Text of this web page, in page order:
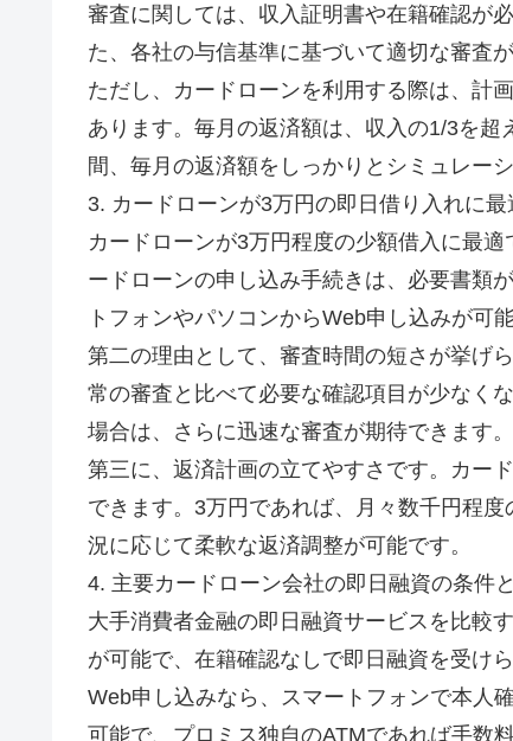
審査に関しては、収入証明書や在籍確認が
た、各社の与信基準に基づいて適切な審査
ただし、カードローンを利用する際は、計
あります。毎月の返済額は、収入の1/3を
間、毎月の返済額をしっかりとシミュレー
3. カードローンが3万円の即日借り入れに
カードローンが3万円程度の少額借入に最
ードローンの申し込み手続きは、必要書類
トフォンやパソコンからWeb申し込みが可
第二の理由として、審査時間の短さが挙げ
常の審査と比べて必要な確認項目が少なく
場合は、さらに迅速な審査が期待できます。
第三に、返済計画の立てやすさです。カー
できます。3万円であれば、月々数千円程
況に応じて柔軟な返済調整が可能です。
4. 主要カードローン会社の即日融資の条件
大手消費者金融の即日融資サービスを比較
が可能で、在籍確認なしで即日融資を受け
Web申し込みなら、スマートフォンで本人
可能で、プロミス独自のATMであれば手数